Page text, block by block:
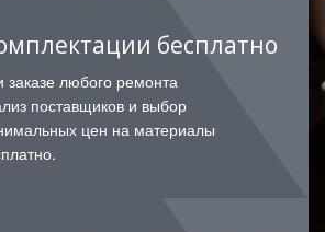
бесплатно
заказе любого ремонта
поставщиков и выбор
цен на материалы